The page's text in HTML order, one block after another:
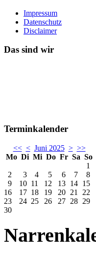
Impressum
Datenschutz
Disclaimer
Das sind wir
Terminkalender
<< < Juni 2025 > >>
Mo Di Mi Do Fr Sa So
1
2
3 4 5 6 7
8
9
10 11 12 13 14 15
16
17 18 19 20 21
22
23
24 25 26 27 28 29
30